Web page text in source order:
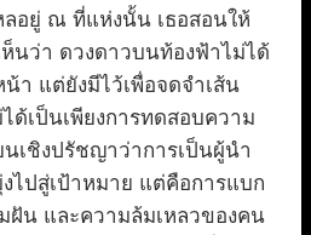
อยู่ ณ ที่แห่งนั้น เธอสอนให้
ห็นว่า ดวงดาวบนท้องฟ้าไม่ได้
า แต่ยังมีไว้เพื่อจดจำเส้น
ด้เป็นเพียงการทดสอบความ
เชิงปรัชญาว่าการเป็นผู้นำ
ไปสู่เป้าหมาย แต่คือการแบก
ฝัน และความล้มเหลวของคน